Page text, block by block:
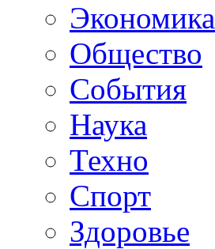
Экономика
Общество
События
Наука
Техно
Спорт
Здоровье